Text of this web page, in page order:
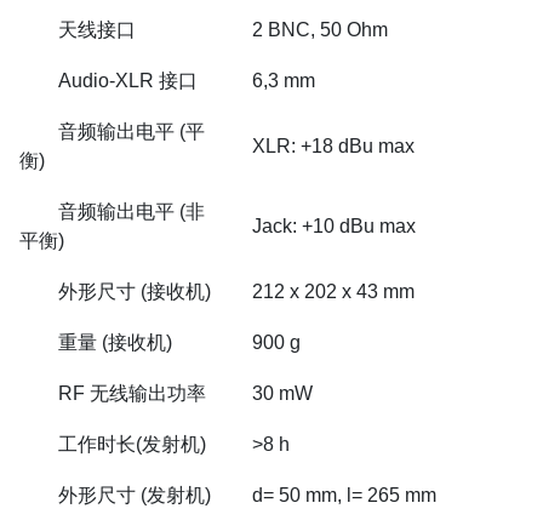
天线接口 2 BNC, 50 Ohm
Audio-XLR 接口 6,3 mm
音频输出电平 (平
衡)
XLR: +18 dBu max
音频输出电平 (非
平衡)
Jack: +10 dBu max
外形尺寸 (接收机) 212 x 202 x 43 mm
重量 (接收机) 900 g
RF 无线输出功率 30 mW
工作时长(发射机) >8 h
外形尺寸 (发射机) d= 50 mm, l= 265 mm